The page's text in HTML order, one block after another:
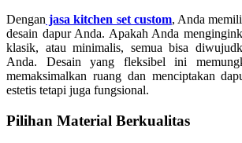
Dengan jasa kitchen set custom, Anda
desain dapur Anda. Apakah Anda
klasik, atau minimalis, semua bisa
Anda. Desain yang fleksibel ini
memaksimalkan ruang dan menciptakan
estetis tetapi juga fungsional.
Pilihan Material Berkualitas